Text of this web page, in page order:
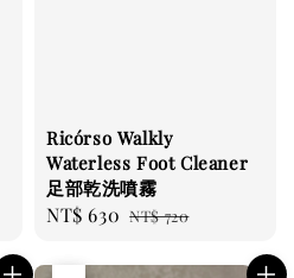
Ricórso Walkly
Waterless Foot Cleaner
足部乾洗噴霧
Sale
NT$ 630 Regular
NT$ 720